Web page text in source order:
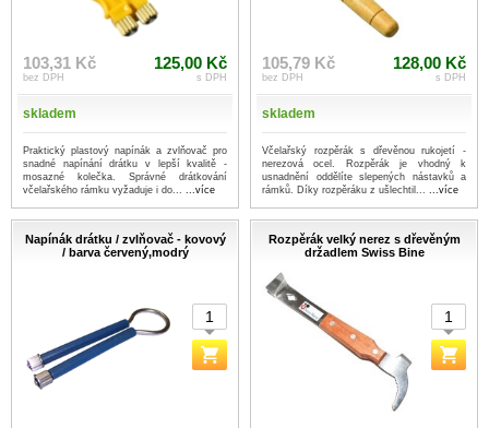
103,31 Kč
bez DPH
125,00 Kč
s DPH
skladem
Praktický plastový napínák a zvlňovač pro
snadné napínání drátku v lepší kvalitě -
mosazné kolečka. Správné drátkování
včelařského rámku vyžaduje i do... ...více
105,79 Kč
bez DPH
128,00 Kč
s DPH
skladem
Včelařský rozpěrák s dřevěnou rukojetí -
nerezová ocel. Rozpěrák je vhodný k
usnadnění oddělíte slepených nástavků a
rámků. Díky rozpěráku z ušlechtil... ...více
Napínák drátku / zvlňovač - kovový
/ barva červený,modrý
Rozpěrák velký nerez s dřevěným
držadlem Swiss Bine